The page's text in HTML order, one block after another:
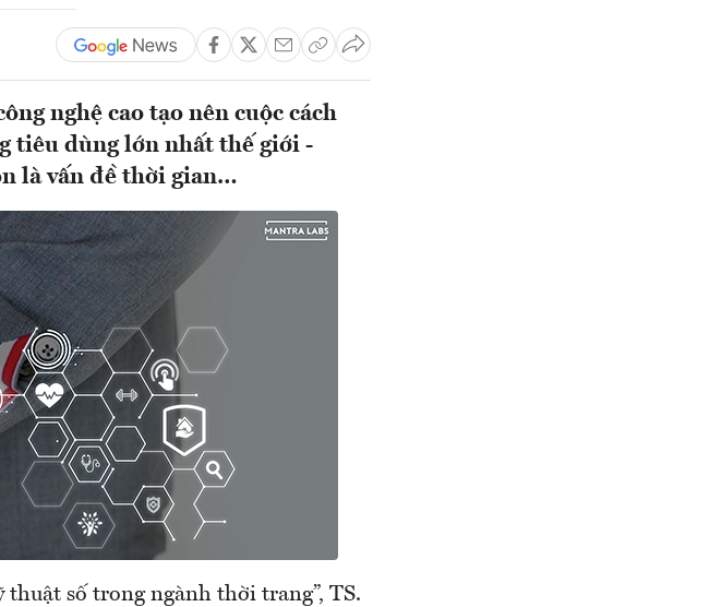
nghệ cao tạo nên cuộc cách
tiêu dùng lớn nhất thế giới -
là vấn đề thời gian…
số trong ngành thời trang”, TS.